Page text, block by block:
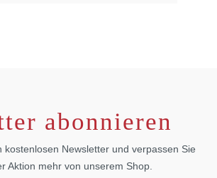
abonnieren
kostenlosen Newsletter und verpassen Sie
Aktion mehr von unserem Shop.